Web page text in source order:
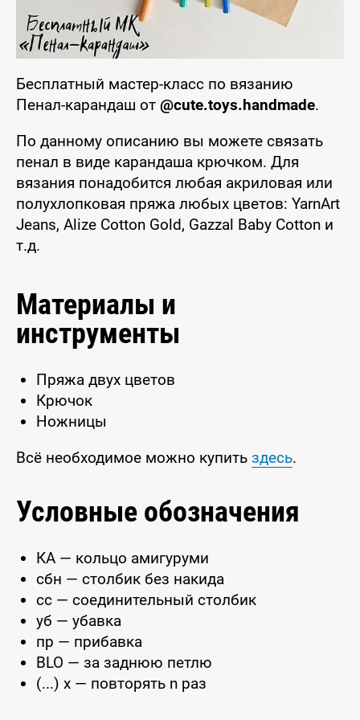
Бесплатный мастер-класс по вязанию
Пенал-карандаш от @cute.toys.handmade.
По данному описанию вы можете связать
пенал в виде карандаша крючком. Для
вязания понадобится любая акриловая или
полухлопковая пряжа любых цветов: YarnArt
Jeans, Alize Cotton Gold, Gazzal Baby Cotton и
т.д.
Материалы и
инструменты
Пряжа двух цветов
Крючок
Ножницы
Всё необходимое можно купить здесь.
Условные обозначения
КА — кольцо амигуруми
сбн — столбик без накида
сс — соединительный столбик
уб — убавка
пр — прибавка
BLO — за заднюю петлю
(...) x — повторять n раз